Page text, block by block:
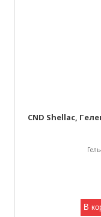
CND Shellac,
В